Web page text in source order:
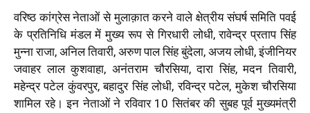
वरिष्ठ कांग्रेस नेताओं से मुलाक़ात करने वाले क्षेत्रीय संघर्ष समिति पवई
के प्रतिनिधि मंडल में मुख्य रूप से गिरधारी लोधी, रावेन्द्र प्रताप सिंह
मुन्ना राजा, अनिल तिवारी, अरुण पाल सिंह बुंदेला, अजय लोधी, इंजीनियर
जवाहर लाल कुशवाहा, अनंतराम चौरसिया, दारा सिंह, मदन तिवारी,
महेन्द्र पटेल कुंवरपुर, बहादुर सिंह लोधी, रविन्द्र पटेल, मुकेश चौरसिया
शामिल रहे। इन नेताओं ने रविवार 10 सितंबर की सुबह पूर्व मुख्यमंत्री